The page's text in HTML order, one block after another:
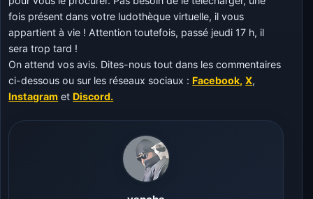
fois présent dans votre ludothèque virtuelle, il vous
appartient à vie ! Attention toutefois, passé jeudi 17 h, il
sera trop tard !
On attend vos avis. Dites-nous tout dans les commentaires
ci-dessous ou sur les réseaux sociaux :Facebook, X,
Instagram etDiscord.